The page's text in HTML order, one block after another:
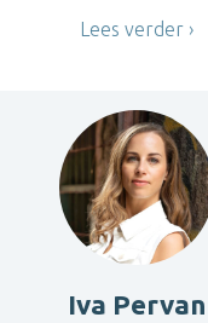
Lees verder
Iva Pervan